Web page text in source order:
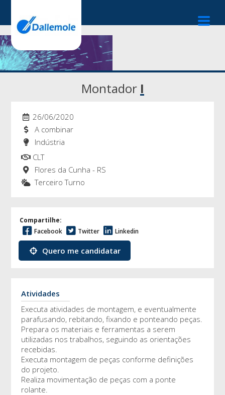
Montador I
26/06/2020
A combinar
Indústria
CLT
Flores da Cunha - RS
Terceiro Turno
Compartilhe:
Facebook
Twitter Linkedin
Quero me candidatar
Atividades
Executa atividades de montagem, e eventualmente
parafusando, rebitando, fixando e ponteando peças.
Prepara os materiais e ferramentas a serem
utilizadas nos trabalhos, seguindo as orientações
recebidas.
Executa montagem de peças conforme definições
do projeto.
Realiza movimentação de peças com a ponte
rolante.